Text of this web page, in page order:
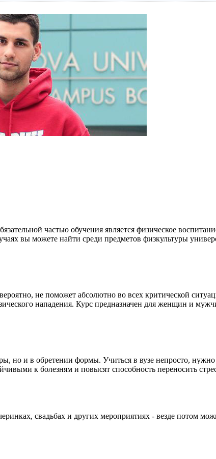
частью обучения является физическое
вы можете найти среди предметов физкультуры
не поможет абсолютно во всех критической
нападения. Курс предназначен для женщин и
но и в обретении формы. Учиться в вузе непросто,
к болезням и повысят способность переносить
свадьбах и других мероприятиях - везде потом